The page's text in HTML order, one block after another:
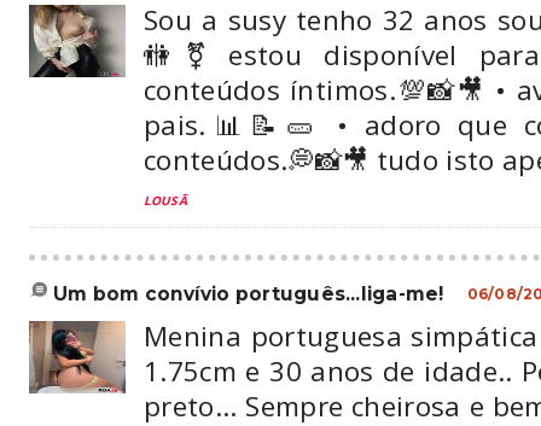
Sou a susy tenho 32 anos
🚻⚧️ estou disponível
conteúdos íntimos.💯📸🎥 •
pais.📊📝🥒 • adoro que
conteúdos.💭📸🎥 tudo isto
LOUSÃ
um bom convívio português...liga-me! 06/08/
Menina portuguesa
1.75cm e 30 anos de idade..
preto... Sempre cheirosa e